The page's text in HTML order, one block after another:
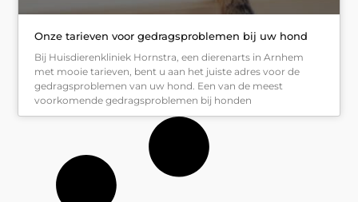
Onze tarieven voor gedragsproblemen bij uw hond
Bij Huisdierenkliniek Hornstra, een dierenarts in Arnhem
met mooie tarieven, bent u aan het juiste adres voor de
gedragsproblemen van uw hond. Een van de meest
voorkomende gedragsproblemen bij honden